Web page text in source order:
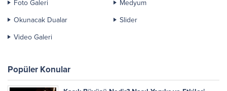
Foto Galeri
Medyum
Okunacak Dualar
Slider
Video Galeri
Popüler Konular